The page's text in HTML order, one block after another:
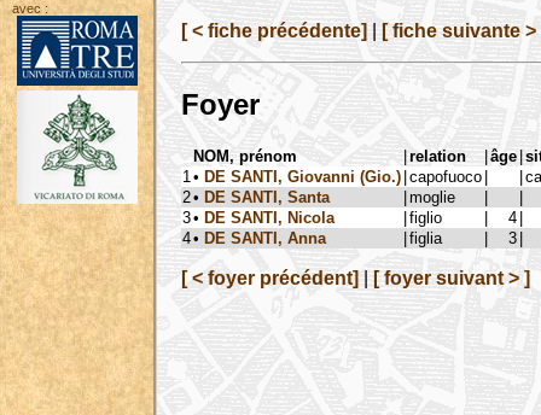
avec :
[ < fiche précédente] [ fiche suivante >
Foyer
NOM, prénom | relation |âge |
1 • DE SANTI, Giovanni (Gio.) |capofuoco | |
2• DE SANTI, Santa |moglie |
|
3• DE SANTI, Nicola |figlio | 4 |
4• DE SANTI, Anna |figlia | 3 |
[ < foyer précédent] [ foyer suivant > ]